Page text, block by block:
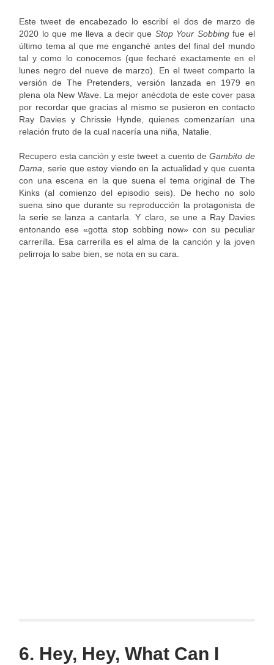
Este tweet de encabezado lo escribí el dos de marzo de
2020 lo que me lleva a decir que Stop Your Sobbingfue el
último tema al que me enganché antes del final del mundo
tal y como lo conocemos (que fecharé exactamente en el
lunes negro del nueve de marzo). En el tweet comparto la
versión de The Pretenders, versión lanzada en 1979 en
plena ola New Wave. La mejor anécdota de este cover pasa
por recordar que gracias al mismo se pusieron en contacto
Ray Davies y Chrissie Hynde, quienes comenzarían una
relación fruto de la cual nacería una niña, Natalie.
Recupero esta canción y este tweet a cuento deGambito de
Dama , serie que estoy viendo en la actualidad y que cuenta
con una escena en la que suena el tema original de The
Kinks (al comienzo del episodio seis). De hecho no solo
suena sino que durante su reproducción la protagonista de
la serie se lanza a cantarla. Y claro, se une a Ray Davies
entonando ese «gotta stop sobbing now» con su peculiar
carrerilla. Esa carrerilla es el alma de la canción y la joven
pelirroja lo sabe bien, se nota en su cara.
6. Hey, Hey, What Can I